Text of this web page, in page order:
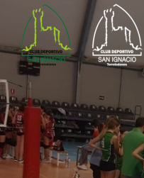
Skip to main content